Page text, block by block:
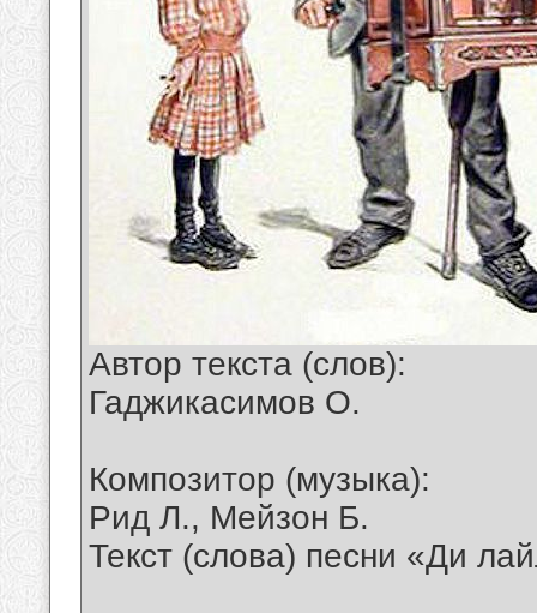
Автор текста (слов):
Гаджикасимов О.
Композитор (музыка):
Рид Л., Мейзон Б.
Текст (слова) песни «Ди